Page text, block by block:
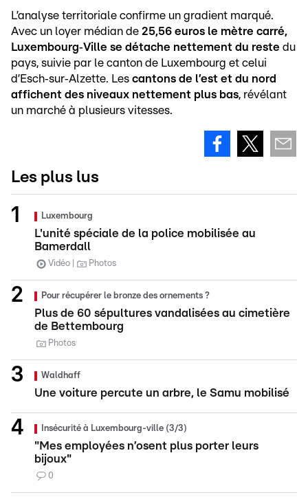
L’analyse territoriale confirme un gradient marqué.
Avec un loyer médian de 25,56 euros le mètre carré,
Luxembourg‑Ville se détache nettement du reste du
pays, suivie par le canton de Luxembourg et celui
d’Esch‑sur‑Alzette. Les cantons de l’est et du nord
affichent des niveaux nettement plus bas, révélant
un marché à plusieurs vitesses.
Les plus lus
Luxembourg
L'unité spéciale de la police mobilisée au
Bamerdall
Vidéo Photos
Pour récupérer le bronze des ornements ?
Plus de 60 sépultures vandalisées au cimetière
de Bettembourg
Photos
Waldhaff
Une voiture percute un arbre, le Samu mobilisé
Insécurité à Luxembourg-ville (3/3)
"Mes employées n’osent plus porter leurs
bijoux"
0